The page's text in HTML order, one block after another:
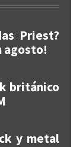
Priest?
agosto!
británico
y metal